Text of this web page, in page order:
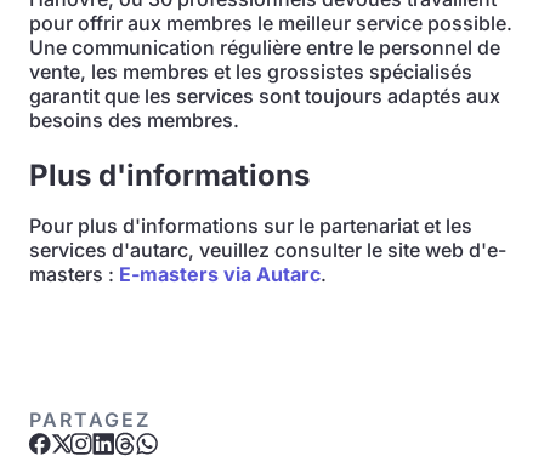
pour offrir aux membres le meilleur service possible.
Une communication régulière entre le personnel de
vente, les membres et les grossistes spécialisés
garantit que les services sont toujours adaptés aux
besoins des membres.
Plus d'informations
Pour plus d'informations sur le partenariat et les
services d'autarc, veuillez consulter le site web d'e-
masters : E-masters via Autarc.
PARTAGEZ